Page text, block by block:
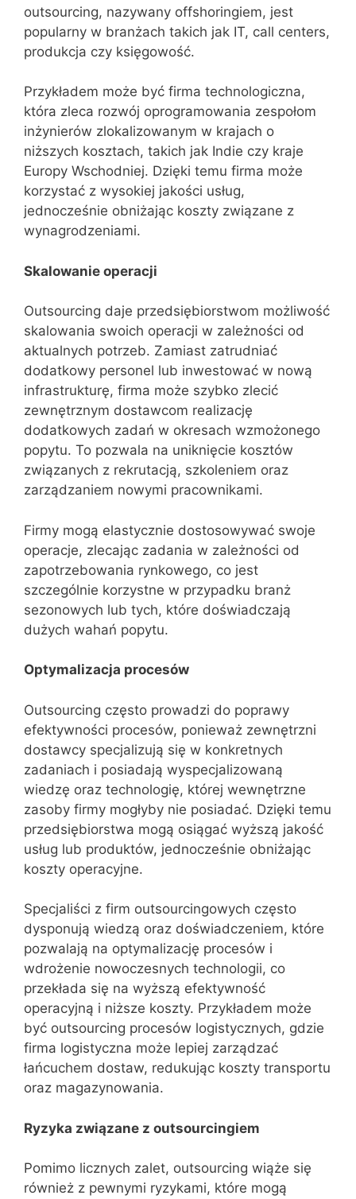
outsourcing, nazywany offshoringiem, jest
popularny w branżach takich jak IT, call centers,
produkcja czy księgowość.
Przykładem może być firma technologiczna,
która zleca rozwój oprogramowania zespołom
inżynierów zlokalizowanym w krajach o
niższych kosztach, takich jak Indie czy kraje
Europy Wschodniej. Dzięki temu firma może
korzystać z wysokiej jakości usług,
jednocześnie obniżając koszty związane z
wynagrodzeniami.
Skalowanie operacji
Outsourcing daje przedsiębiorstwom możliwość
skalowania swoich operacji w zależności od
aktualnych potrzeb. Zamiast zatrudniać
dodatkowy personel lub inwestować w nową
infrastrukturę, firma może szybko zlecić
zewnętrznym dostawcom realizację
dodatkowych zadań w okresach wzmożonego
popytu. To pozwala na uniknięcie kosztów
związanych z rekrutacją, szkoleniem oraz
zarządzaniem nowymi pracownikami.
Firmy mogą elastycznie dostosowywać swoje
operacje, zlecając zadania w zależności od
zapotrzebowania rynkowego, co jest
szczególnie korzystne w przypadku branż
sezonowych lub tych, które doświadczają
dużych wahań popytu.
Optymalizacja procesów
Outsourcing często prowadzi do poprawy
efektywności procesów, ponieważ zewnętrzni
dostawcy specjalizują się w konkretnych
zadaniach i posiadają wyspecjalizowaną
wiedzę oraz technologię, której wewnętrzne
zasoby firmy mogłyby nie posiadać. Dzięki temu
przedsiębiorstwa mogą osiągać wyższą jakość
usług lub produktów, jednocześnie obniżając
koszty operacyjne.
Specjaliści z firm outsourcingowych często
dysponują wiedzą oraz doświadczeniem, które
pozwalają na optymalizację procesów i
wdrożenie nowoczesnych technologii, co
przekłada się na wyższą efektywność
operacyjną i niższe koszty. Przykładem może
być outsourcing procesów logistycznych, gdzie
firma logistyczna może lepiej zarządzać
łańcuchem dostaw, redukując koszty transportu
oraz magazynowania.
Ryzyka związane z outsourcingiem
Pomimo licznych zalet, outsourcing wiąże się
również z pewnymi ryzykami, które mogą